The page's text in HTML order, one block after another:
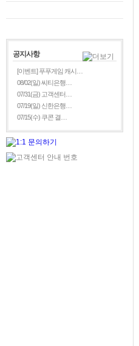
공지사항
[이벤트] 푸푸게임 캐시…
08/02(일) 씨티은행…
07/31(금) 고객센터…
07/19(일) 신한은행…
07/15(수) 쿠콘 결…